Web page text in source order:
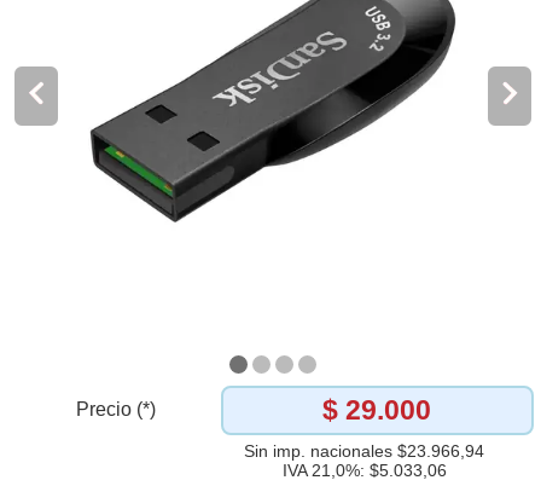
Precio (*) $ 29.000
Sin imp. nacionales $23.966,94
IVA 21,0%: $5.033,06